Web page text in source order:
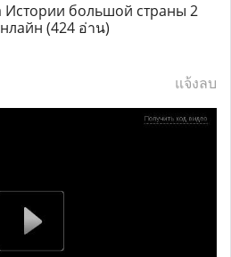
Истории большой страны 2
(424 อ่าน)
แจ้งลบ